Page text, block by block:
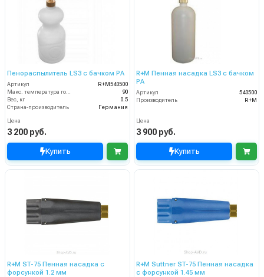
Пенораспылитель LS3 с бачком PA
Артикул
R+M540500
90
Вес, кг
0.5
Страна-производитель
Германия
Цена
3 200 руб.
Купить
R+M Пенная насадка LS3 с бачком
PA
Артикул
540500
Производитель
R+M
Цена
3 900 руб.
Купить
R+M ST-75 Пенная насадка с
форсункой 1.2 мм
R+M Suttner ST-75 Пенная насадка
с форсункой 1.45 мм